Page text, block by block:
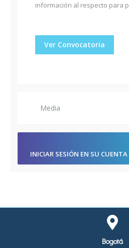
información al respecto para
Ver Convocatoria
Media
INICIAR SESIÓN EN SU CUENTA
Bogotá